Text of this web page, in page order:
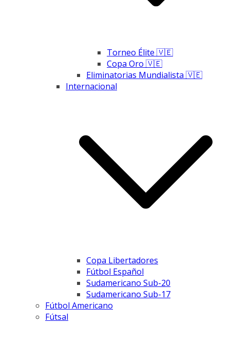
Torneo Élite 🇻🇪
Copa Oro 🇻🇪
Eliminatorias Mundialista 🇻🇪
Internacional
Copa Libertadores
Fútbol Español
Sudamericano Sub-20
Sudamericano Sub-17
Fútbol Americano
Fútsal